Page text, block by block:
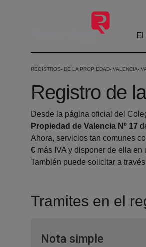
REGISTROS DE LA PROPIEDAD VALENCIA
Registro de
Desde la página oficial del
Propiedad de Valencia Nº 17
Ahora, servicios tan comunes
€ más IVA y disponer de ella
También puede solicitar a
Tramites en el
Nota simpleVentana